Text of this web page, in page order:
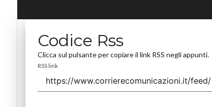
Codice Rss
Clicca sul pulsante per copiare il link RSS negli appunti.
RSS link